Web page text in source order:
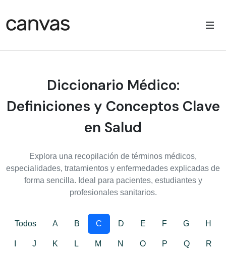
Diccionario Médico:
Definiciones y Conceptos Clave
en Salud
Explora una recopilación de términos médicos,
especialidades, tratamientos y enfermedades explicadas de
forma sencilla. Ideal para pacientes, estudiantes y
profesionales sanitarios.
Todos A B C D E F G H
J K L M N O P Q R